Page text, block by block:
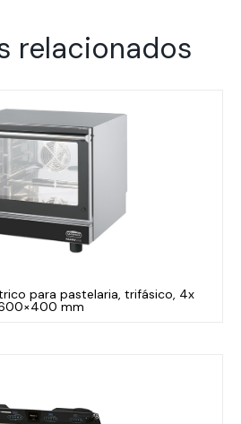
relacionados
para pastelaria, trifásico, 4x
mm